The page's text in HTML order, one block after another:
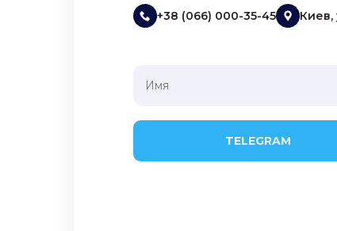
+38 (066) 000-35-45 Киев,
TELEGRAM